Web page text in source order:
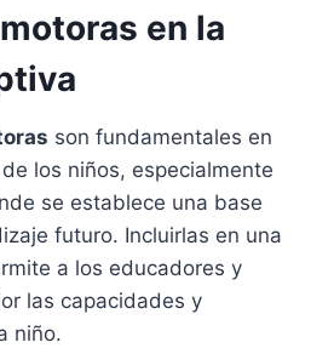
en la
son fundamentales en
los niños, especialmente
se establece una base
futuro. Incluirlas en una
a los educadores y
las capacidades y
niño.